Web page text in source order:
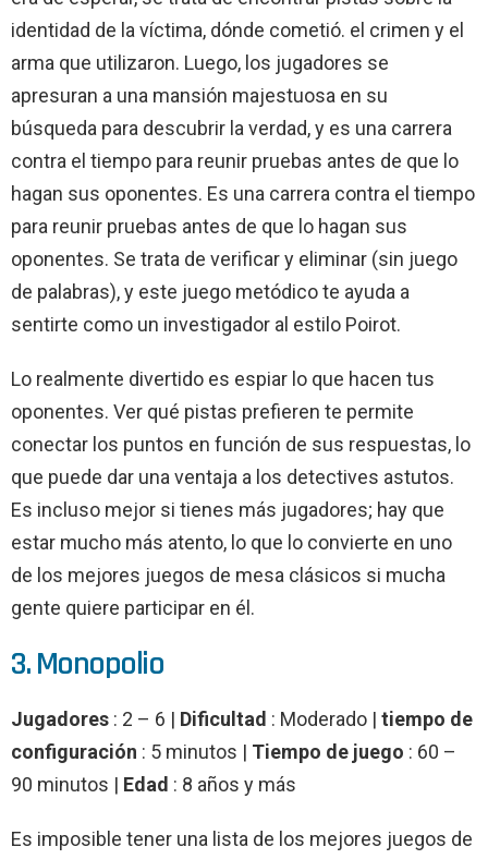
identidad de la víctima, dónde cometió. el crimen y el
arma que utilizaron. Luego, los jugadores se
apresuran a una mansión majestuosa en su
búsqueda para descubrir la verdad, y es una carrera
contra el tiempo para reunir pruebas antes de que lo
hagan sus oponentes. Es una carrera contra el tiempo
para reunir pruebas antes de que lo hagan sus
oponentes. Se trata de verificar y eliminar (sin juego
de palabras), y este juego metódico te ayuda a
sentirte como un investigador al estilo Poirot.
Lo realmente divertido es espiar lo que hacen tus
oponentes. Ver qué pistas prefieren te permite
conectar los puntos en función de sus respuestas, lo
que puede dar una ventaja a los detectives astutos.
Es incluso mejor si tienes más jugadores; hay que
estar mucho más atento, lo que lo convierte en uno
de los mejores juegos de mesa clásicos si mucha
gente quiere participar en él.
3. Monopolio
Jugadores : 2 – 6 | Dificultad : Moderado | tiempo de
configuración : 5 minutos | Tiempo de juego : 60 –
90 minutos | Edad : 8 años y más
Es imposible tener una lista de los mejores juegos de